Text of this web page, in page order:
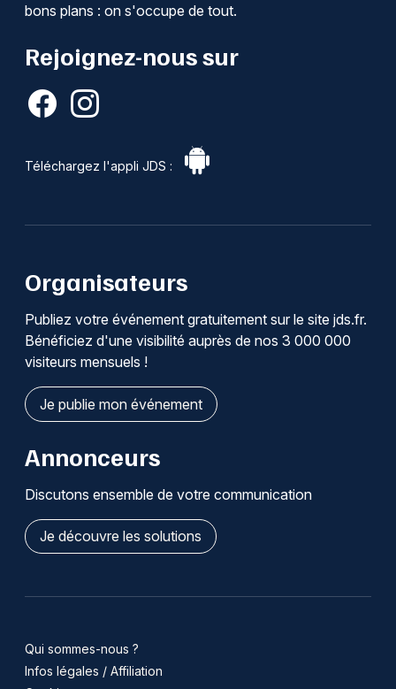
bons plans : on s'occupe de tout.
Rejoignez-nous sur
Téléchargez l'appli JDS :
Organisateurs
Publiez votre événement gratuitement sur le site jds.fr.
Bénéficiez d'une visibilité auprès de nos 3 000 000
visiteurs mensuels !
Je publie mon événement
Annonceurs
Discutons ensemble de votre communication
Je découvre les solutions
Qui sommes-nous ?
Infos légales / Affiliation